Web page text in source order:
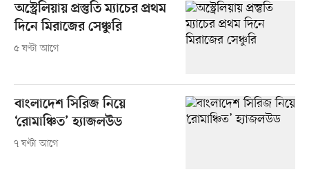
অস্ট্রেলিয়ায় প্রস্তুতি ম্যাচের প্রথম
দিনে মিরাজের সেঞ্চুরি
৫ ঘণ্টা আগে
বাংলাদেশ সিরিজ নিয়ে
‘রোমাঞ্চিত’ হ্যাজলউড
৭ ঘণ্টা আগে